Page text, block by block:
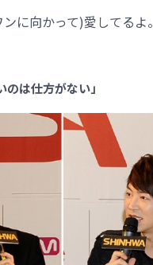
に向かって)愛してるよ。
のは仕方がない」